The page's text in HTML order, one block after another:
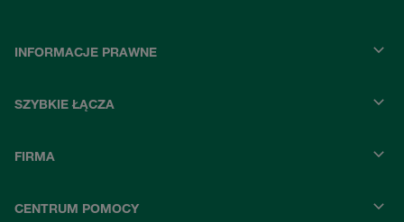
INFORMACJE PRAWNE
SZYBKIE ŁĄCZA
FIRMA
CENTRUM POMOCY